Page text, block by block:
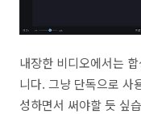
내장한 비디오에서는
니다. 그냥 단독으로 사
성하면서 써야할 듯 싶